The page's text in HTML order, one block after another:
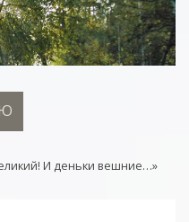
И деньки вешние…»